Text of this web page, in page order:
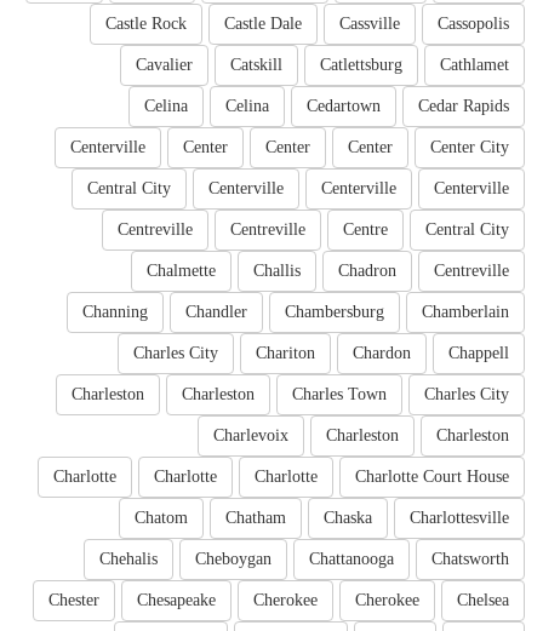
Cassopolis
Cassville
Castle Dale
Castle Rock
Cathlamet
Catlettsburg
Catskill
Cavalier
Cedar Rapids
Cedartown
Celina
Celina
Center City
Center
Center
Center
Centerville
Centerville
Centerville
Centerville
Central City
Central City
Centre
Centreville
Centreville
Centreville
Chadron
Challis
Chalmette
Chamberlain
Chambersburg
Chandler
Channing
Chappell
Chardon
Chariton
Charles City
Charles City
Charles Town
Charleston
Charleston
Charleston
Charleston
Charlevoix
Charlotte Court House
Charlotte
Charlotte
Charlotte
Charlottesville
Chaska
Chatham
Chatom
Chatsworth
Chattanooga
Cheboygan
Chehalis
Chelsea
Cherokee
Cherokee
Chesapeake
Chester